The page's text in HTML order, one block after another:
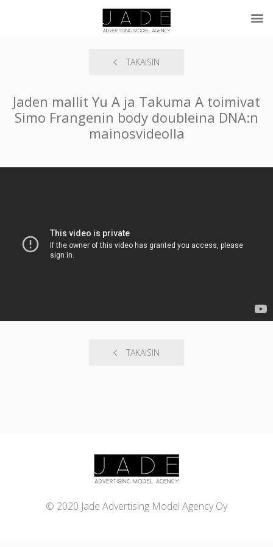
TAKAISIN
Jaden mallit Yu A ja Takuma A toimivat
Simo Frangenin body doubleina DNA:n
mainosvideolla
TAKAISIN
© 2020 Jade Advertising Model Agency Oy